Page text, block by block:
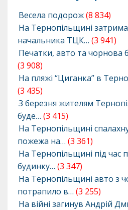
Весела подорож(8 834)
На Тернопільщині
начальника ТЦК… (3 941)
Печатки, авто та чорнова
(3 908)
На пляжі “Циганка” в
(3 435)
З березня жителям
буде… (3 415)
На Тернопільщині
пожежа на… (3 361)
На Тернопільщині під час
будинку… (3 347)
На Тернопільщині авто з
потрапило в… (3 255)
На війні загинув Андрій